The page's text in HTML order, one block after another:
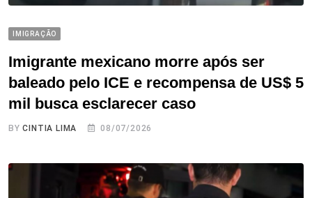
IMIGRAÇÃO
Imigrante mexicano morre após ser
baleado pelo ICE e recompensa de US$ 5
mil busca esclarecer caso
BYCINTIA LIMA 08/07/2026